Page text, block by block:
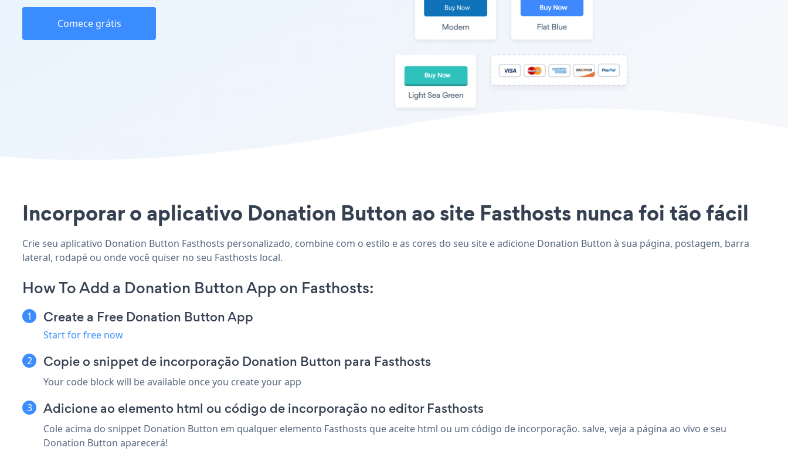
Comece grátis
Incorporar o aplicativo Donation Button ao site Fasthosts nunca foi tão fácil
Crie seu aplicativo Donation Button Fasthosts personalizado, combine com o estilo e as cores do seu site e adicione Donation Button à sua página, postagem, barra
lateral, rodapé ou onde você quiser no seu Fasthosts local.
How To Add a Donation Button App on Fasthosts:
Create a Free Donation Button App
Start for free now
Copie o snippet de incorporação Donation Button para Fasthosts
Your code block will be available once you create your app
Adicione ao elemento html ou código de incorporação no editor Fasthosts
Cole acima do snippet Donation Button em qualquer elemento Fasthosts que aceite html ou um código de incorporação. salve, veja a página ao vivo e seu
Donation Button aparecerá!